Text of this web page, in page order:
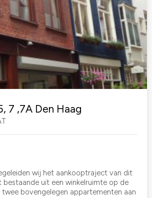
7 ,7A Den Haag
wij het aankooptraject van dit
uit een winkelruimte op de
bovengelegen appartementen aan